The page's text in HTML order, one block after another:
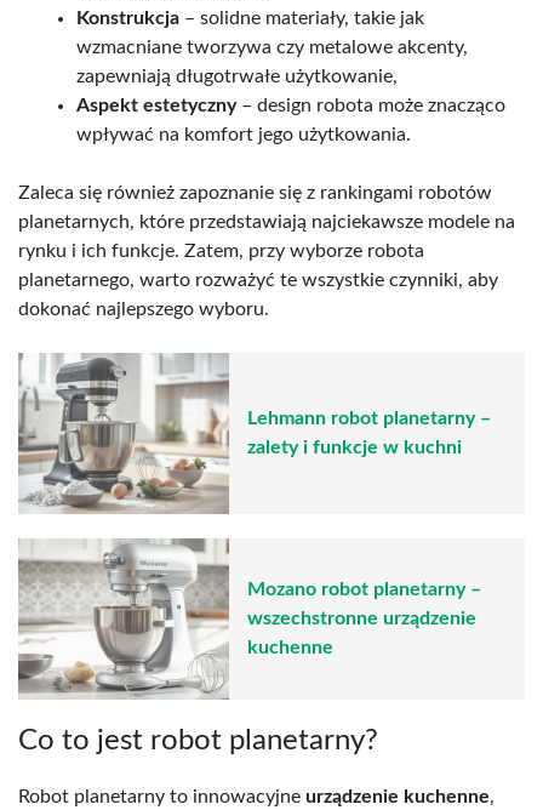
Konstrukcja – solidne materiały, takie jak
wzmacniane tworzywa czy metalowe akcenty,
zapewniają długotrwałe użytkowanie,
Aspekt estetyczny– design robota może znacząco
wpływać na komfort jego użytkowania.
Zaleca się również zapoznanie się z rankingami robotów
planetarnych, które przedstawiają najciekawsze modele na
rynku i ich funkcje. Zatem, przy wyborze robota
planetarnego, warto rozważyć te wszystkie czynniki, aby
dokonać najlepszego wyboru.
Lehmann robot planetarny –
zalety i funkcje w kuchni
Mozano robot planetarny –
wszechstronne urządzenie
kuchenne
Co to jest robot planetarny?
Robot planetarny to innowacyjne urządzenie kuchenne,